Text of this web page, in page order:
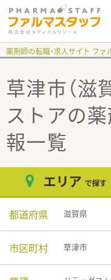
薬剤師の転職・求人サイト ファ
草津市（滋
ストアの
報一覧
エリア で探す
都道府県 滋賀県
市区町村 草津市